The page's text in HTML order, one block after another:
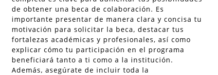
de obtener una beca de colaboración. Es
importante presentar de manera clara y concisa tu
motivación para solicitar la beca, destacar tus
fortalezas académicas y profesionales, así como
explicar cómo tu participación en el programa
beneficiará tanto a ti como a la institución.
Además, asegúrate de incluir toda la